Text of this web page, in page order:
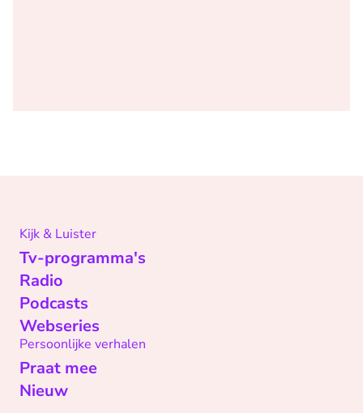
Kijk & Luister
Tv-programma's
Radio
Podcasts
Webseries
Persoonlijke verhalen
Praat mee
Nieuw